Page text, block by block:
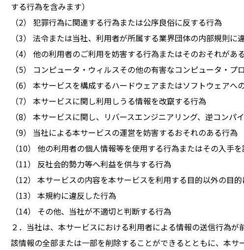
する行為を含みます）
（2） 犯罪行為に関連する行為または公序良俗に反する行為
（3） 法令または当社、利用者が所属する業界団体の内部規則に
（4） 他の利用者のご利用を妨害する行為またはそのおそれがあ
（5） コンピュータ・ウィルスその他の有害なコンピュータ・
（6） 本サービスを構成するハードウェアまたはソフトウェア
（7） 本サービスに関し利用しうる情報を改竄する行為
（8） 本サービスに関し、リバースエンジニアリング、逆コン
（9） 当社による本サービスの運営を妨害するおそれのある行為
（10） 他の利用者の個人情報等を使用する行為またはその入手
（11） 反社会的勢力等へ利益を供与する行為
（12） 本サービスの内容を本サービスを利用する目的以外の目
（13） 本規約に違反した行為
（14） その他、当社が不適切と判断する行為
２．当社は、本サービスにおける利用者による情報の送信行為
該情報の全部または一部を削除することができるとともに、本